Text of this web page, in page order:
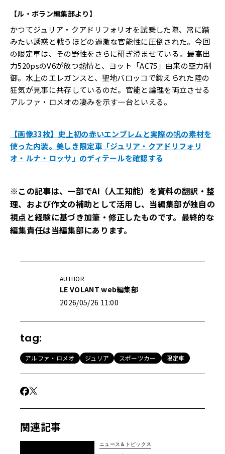
【ル・ボラン編集部より】
かつてジュリア・クアドリフォリオを試乗した際、常に踏
みたい誘惑と戦うほどの過激な官能性に圧倒された。今回
の限定車は、その野性をさらに研ぎ澄ませている。最高出
力520psのV6が放つ熱情と、ヨット「AC75」由来の空力制
御。水上のエレガンスと、聖地バロッコで鍛えられた陸の
狂気が見事に共存しているのだ。官能と論理を両立させる
アルファ・ロメオの凄みを示す一台といえる。
【画像33枚】史上初の赤いエンブレムと実際の帆の素材を
使った内装。美しき限定車「ジュリア・クアドリフォリ
オ・ルナ・ロッサ」のディテールを確認する
※この記事は、一部でAI（人工知能）を資料の翻訳・整
理、および作文の補助として活用し、当編集部が独自の
視点と経験に基づき加筆・修正したものです。最終的な
編集責任は当編集部にあります。
AUTHOR
LE VOLANT web編集部
2026/05/26 11:00
tag:
アルファ・ロメオ ジュリア スポーツカー 限定車
関連記事
ニュース＆トピックス